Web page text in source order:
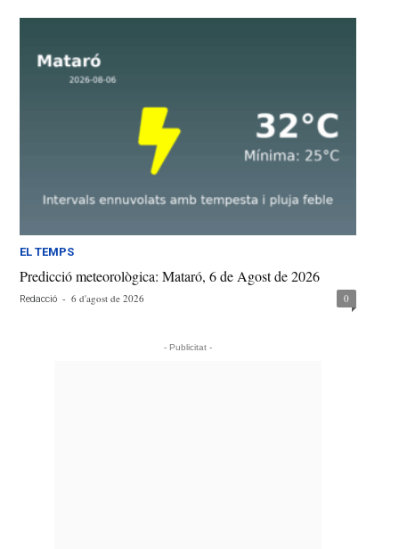
EL TEMPS
Predicció meteorològica: Mataró, 6 de Agost de 2026
Redacció - 6 d'agost de 2026 0
- Publicitat -